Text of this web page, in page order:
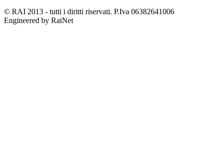
© RAI 2013 - tutti i diritti riservati. P.Iva 06382641006
Engineered by RaiNet